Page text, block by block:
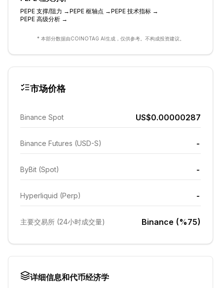
PEPE 支撑/阻力 →PEPE 枢轴点 →PEPE 技术指标 →
PEPE 高级分析 →
* 本部分数据由COINOTAG AI生成，仅供参考。不构成投资建议。
市场价格
Binance Spot US$0.00000287
Binance Futures (USD-S) -
ByBit (Spot) -
Hyperliquid (Perp) -
主要交易所 (24小时成交量) Binance (%75)
详细信息和代币经济学